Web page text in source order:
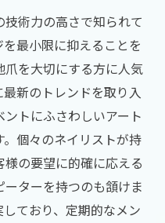
術力の高さで知られて
最小限に抑えることを
を大切にする方に人気
新のトレンドを取り入
トにふさわしいアート
個々のネイリストが持
の要望に的確に応える
ターを持つのも頷けま
ており、定期的なメン